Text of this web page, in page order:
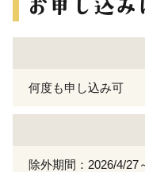
何度も申し込み可
除外期間：2026/4/27